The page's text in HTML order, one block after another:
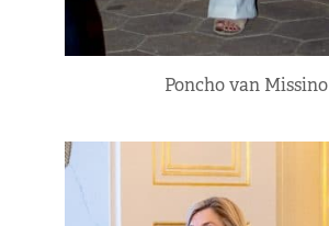
Poncho van Missino